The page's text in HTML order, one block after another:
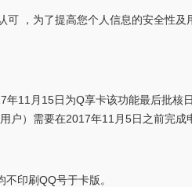
可 ，为了提高您个人信息的安全性及
11月15日为Q享卡该功能最后批核
户）需要在2017年11月5日之前完成
印刷QQ号于卡版。